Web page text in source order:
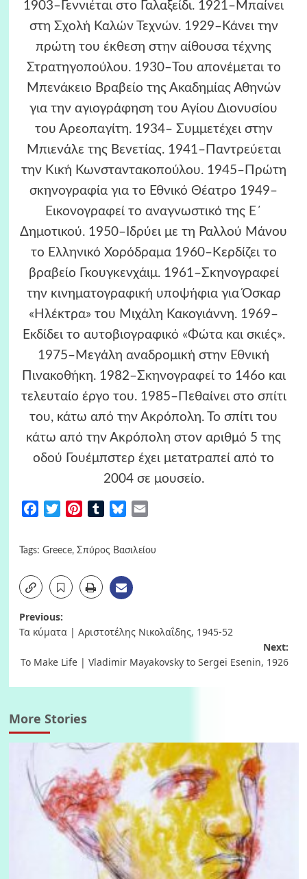
1903–Γεννιέται στο Γαλαξείδι. 1921–Μπαίνει
στη Σχολή Καλών Τεχνών. 1929–Κάνει την
πρώτη του έκθεση στην αίθουσα τέχνης
Στρατηγοπούλου. 1930–Του απονέμεται το
Μπενάκειο Βραβείο της Ακαδημίας Αθηνών
για την αγιογράφηση του Αγίου Διονυσίου
του Αρεοπαγίτη. 1934– Συμμετέχει στην
Μπιενάλε της Βενετίας. 1941–Παντρεύεται
την Κική Κωνσταντακοπούλου. 1945–Πρώτη
σκηνογραφία για το Εθνικό Θέατρο 1949–
Εικονογραφεί το αναγνωστικό της Ε΄
Δημοτικού. 1950–Ιδρύει με τη Ραλλού Μάνου
το Ελληνικό Χορόδραμα 1960–Κερδίζει το
βραβείο Γκουγκενχάιμ. 1961–Σκηνογραφεί
την κινηματογραφική υποψήφια για Όσκαρ
«Ηλέκτρα» του Μιχάλη Κακογιάννη. 1969–
Εκδίδει το αυτοβιογραφικό «Φώτα και σκιές».
1975–Μεγάλη αναδρομική στην Εθνική
Πινακοθήκη. 1982–Σκηνογραφεί το 146ο και
τελευταίο έργο του. 1985–Πεθαίνει στο σπίτι
του, κάτω από την Ακρόπολη. Το σπίτι του
κάτω από την Ακρόπολη στον αριθμό 5 της
οδού Γουέμπστερ έχει μετατραπεί από το
2004 σε μουσείο.
FacebookTwitterPinterestTumblrBluesky
Tags: Greece, Σπύρος Βασιλείου
Post
Previous:
Τα κύματα | Αριστοτέλης Νικολαΐδης, 1945-52
Next:
To Make Life | Vladimir Mayakovsky to Sergei Esenin, 1926
More Stories